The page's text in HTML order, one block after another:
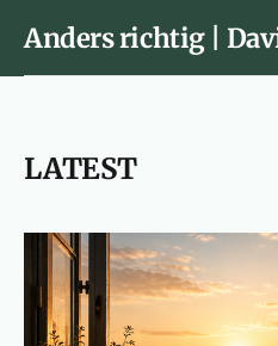
Anders richtig |
LATEST